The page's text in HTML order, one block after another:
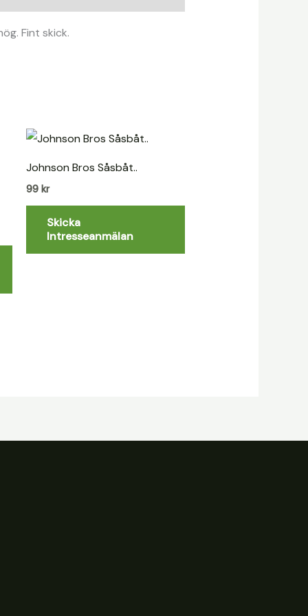
Fint skick.
Johnson Bros Såsbåt..
99 kr
Skicka
Intresseanmälan